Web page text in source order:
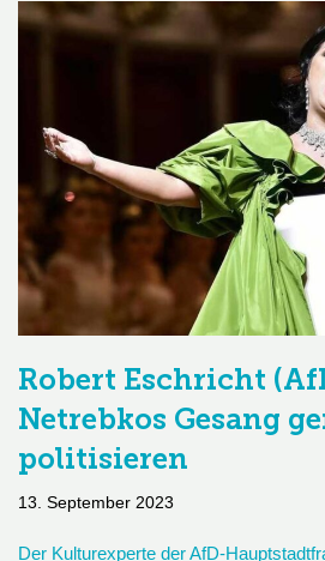
Robert Eschricht
Netrebkos Gesang
politisieren
13. September 2023
Der Kulturexperte der AfD-